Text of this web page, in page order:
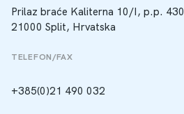
Prilaz braće Kaliterna 10/I, p.p. 430
21000 Split, Hrvatska
TELEFON/FAX
+385(0)21 490 032